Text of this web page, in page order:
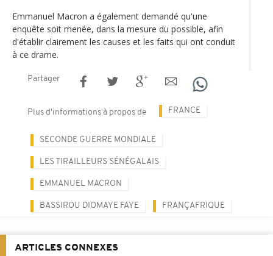
Emmanuel Macron a également demandé qu'une
enquête soit menée, dans la mesure du possible, afin
d'établir clairement les causes et les faits qui ont conduit
à ce drame.
Partager
Plus d'informations à propos de FRANCE
SECONDE GUERRE MONDIALE
LES TIRAILLEURS SÉNÉGALAIS
EMMANUEL MACRON
BASSIROU DIOMAYE FAYE FRANÇAFRIQUE
ARTICLES CONNEXES